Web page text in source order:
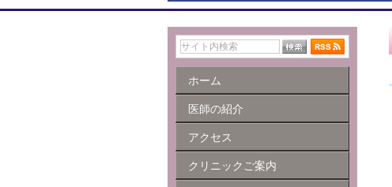
ホーム
医師の紹介
アクセス
クリニックご案内